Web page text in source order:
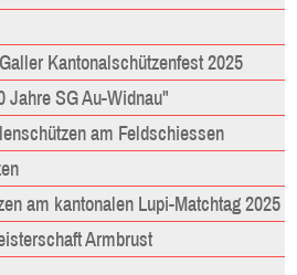
Kantonalschützenfest 2025
SG Au-Widnau"
am Feldschiessen
am kantonalen Lupi-Matchtag 2025
Armbrust